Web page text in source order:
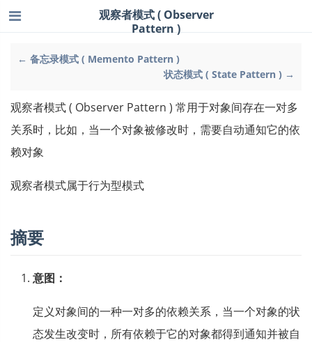
← 备忘录模式 ( Memento Pattern )
状态模式 ( State Pattern ) →
观察者模式 ( Observer
Pattern )
观察者模式 ( Observer Pattern ) 常用于对象间存在一对多
关系时，比如，当一个对象被修改时，需要自动通知它的依
赖对象
观察者模式属于行为型模式
摘要
意图：
定义对象间的一种一对多的依赖关系，当一个对象的状
态发生改变时，所有依赖于它的对象都得到通知并被自